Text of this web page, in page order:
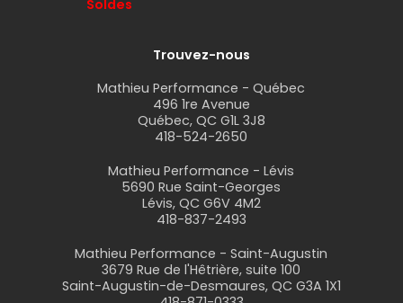
Soldes
Trouvez-nous
Mathieu Performance - Québec
496 1re Avenue
Québec, QC G1L 3J8
418-524-2650
Mathieu Performance - Lévis
5690 Rue Saint-Georges
Lévis, QC G6V 4M2
418-837-2493
Mathieu Performance - Saint-Augustin
3679 Rue de l'Hêtrière, suite 100
Saint-Augustin-de-Desmaures, QC G3A 1X1